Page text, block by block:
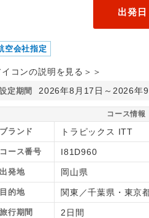
出発
空会社指定
イコンの説明を見る＞＞
定期間 2026年8月17日～2026年
コース情報
ブランド トラピックス ITT
コース番号 I81D960
出発地 岡山県
目的地 関東／千葉県・東京
旅行期間 2日間